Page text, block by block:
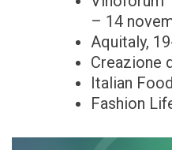
– 14
Aquitaly,
Creazione
Italian
Fashion